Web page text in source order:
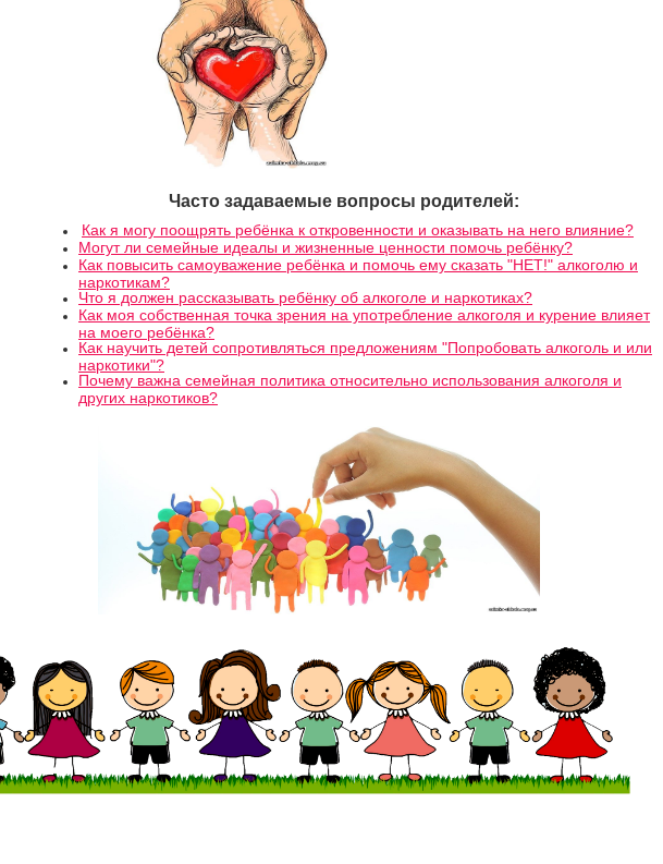
Часто задаваемые вопросы родителей:
Как я могу поощрять ребёнка к откровенности и оказывать на него влияние?
Могут ли семейные идеалы и жизненные ценности помочь ребёнку?
Как повысить самоуважение ребёнка и помочь ему сказать "НЕТ!" алкоголю и
наркотикам?
Что я должен рассказывать ребёнку об алкоголе и наркотиках?
Как моя собственная точка зрения на употребление алкоголя и курение влияет
на моего ребёнка?
Как научить детей сопротивляться предложениям "Попробовать алкоголь и или
наркотики"?
Почему важна семейная политика относительно использования алкоголя и
других наркотиков?